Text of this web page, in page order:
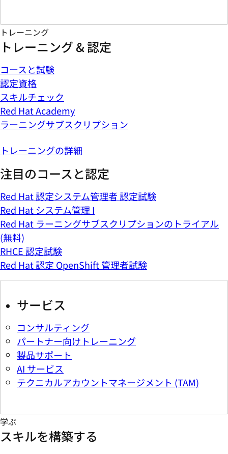
トレーニング
トレーニング & 認定
コースと試験
認定資格
スキルチェック
Red Hat Academy
ラーニングサブスクリプション
トレーニングの詳細
注目のコースと認定
Red Hat 認定システム管理者 認定試験
Red Hat システム管理 I
Red Hat ラーニングサブスクリプションのトライアル
(無料)
RHCE 認定試験
Red Hat 認定 OpenShift 管理者試験
サービス
コンサルティング
パートナー向けトレーニング
製品サポート
AI サービス
テクニカルアカウントマネージメント (TAM)
学ぶ
スキルを構築する